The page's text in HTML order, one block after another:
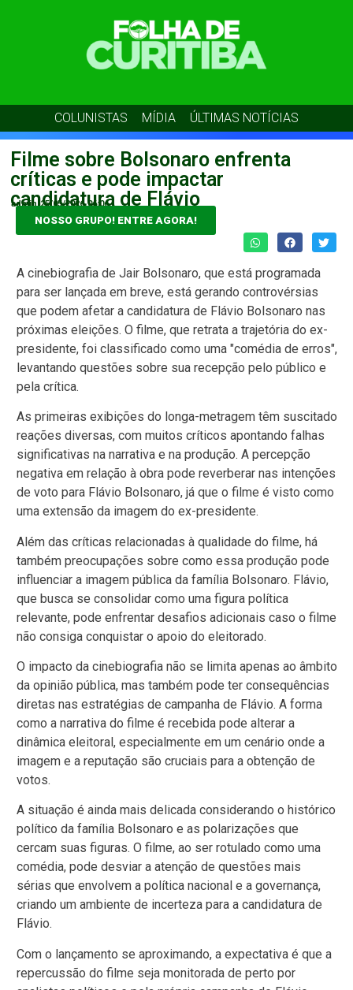
COLUNISTAS MÍDIA ÚLTIMAS NOTÍCIAS
Filme sobre Bolsonaro enfrenta
críticas e pode impactar
candidatura de Flávio
admin 25/05/2026 06:06
NOSSO GRUPO! ENTRE AGORA!
A cinebiografia de Jair Bolsonaro, que está programada
para ser lançada em breve, está gerando controvérsias
que podem afetar a candidatura de Flávio Bolsonaro nas
próximas eleições. O filme, que retrata a trajetória do ex-
presidente, foi classificado como uma "comédia de erros",
levantando questões sobre sua recepção pelo público e
pela crítica.
As primeiras exibições do longa-metragem têm suscitado
reações diversas, com muitos críticos apontando falhas
significativas na narrativa e na produção. A percepção
negativa em relação à obra pode reverberar nas intenções
de voto para Flávio Bolsonaro, já que o filme é visto como
uma extensão da imagem do ex-presidente.
Além das críticas relacionadas à qualidade do filme, há
também preocupações sobre como essa produção pode
influenciar a imagem pública da família Bolsonaro. Flávio,
que busca se consolidar como uma figura política
relevante, pode enfrentar desafios adicionais caso o filme
não consiga conquistar o apoio do eleitorado.
O impacto da cinebiografia não se limita apenas ao âmbito
da opinião pública, mas também pode ter consequências
diretas nas estratégias de campanha de Flávio. A forma
como a narrativa do filme é recebida pode alterar a
dinâmica eleitoral, especialmente em um cenário onde a
imagem e a reputação são cruciais para a obtenção de
votos.
A situação é ainda mais delicada considerando o histórico
político da família Bolsonaro e as polarizações que
cercam suas figuras. O filme, ao ser rotulado como uma
comédia, pode desviar a atenção de questões mais
sérias que envolvem a política nacional e a governança,
criando um ambiente de incerteza para a candidatura de
Flávio.
Com o lançamento se aproximando, a expectativa é que a
repercussão do filme seja monitorada de perto por